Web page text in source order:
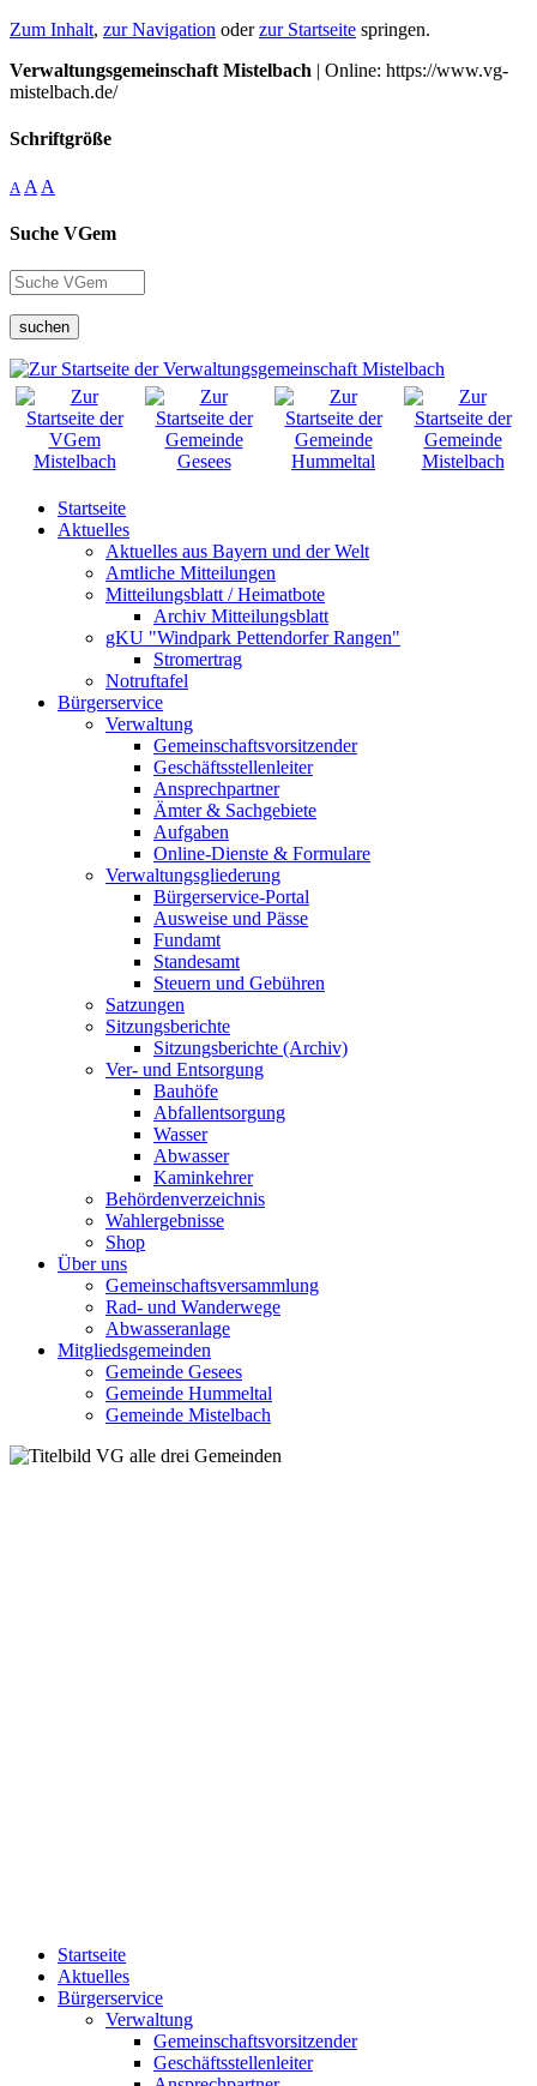
Zum Inhalt, zur Navigation oderzur Startseite springen.
Verwaltungsgemeinschaft Mistelbach | Online: https://www.vg-
mistelbach.de/
Schriftgröße
A A A
Suche VGem
suchen
Startseite
Aktuelles
Aktuelles aus Bayern und der Welt
Amtliche Mitteilungen
Mitteilungsblatt / Heimatbote
Archiv Mitteilungsblatt
gKU "Windpark Pettendorfer Rangen"
Stromertrag
Notruftafel
Bürgerservice
Verwaltung
Gemeinschaftsvorsitzender
Geschäftsstellenleiter
Ansprechpartner
Ämter & Sachgebiete
Aufgaben
Online-Dienste & Formulare
Verwaltungsgliederung
Bürgerservice-Portal
Ausweise und Pässe
Fundamt
Standesamt
Steuern und Gebühren
Satzungen
Sitzungsberichte
Sitzungsberichte (Archiv)
Ver- und Entsorgung
Bauhöfe
Abfallentsorgung
Wasser
Abwasser
Kaminkehrer
Behördenverzeichnis
Wahlergebnisse
Shop
Über uns
Gemeinschaftsversammlung
Rad- und Wanderwege
Abwasseranlage
Mitgliedsgemeinden
Gemeinde Gesees
Gemeinde Hummeltal
Gemeinde Mistelbach
Startseite
Aktuelles
Bürgerservice
Verwaltung
Gemeinschaftsvorsitzender
Geschäftsstellenleiter